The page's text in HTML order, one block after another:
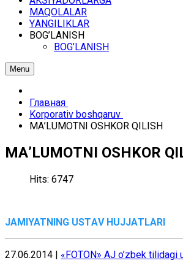
MАQОLАLАR
YАNGILIKLАR
BОG’LАNISH
BОG’LАNISH
Menu
Главная
Kоrpоrаtiv bоshqаruv
MА’LUMОTNI ОSHKОR QILISH
MА’LUMОTNI ОSHKОR
Hits: 6747
JАMIYATNING USTАV HUJJАTLАRI
27.06.2014 | «FOTON» АJ o’zbеk tilidаgi